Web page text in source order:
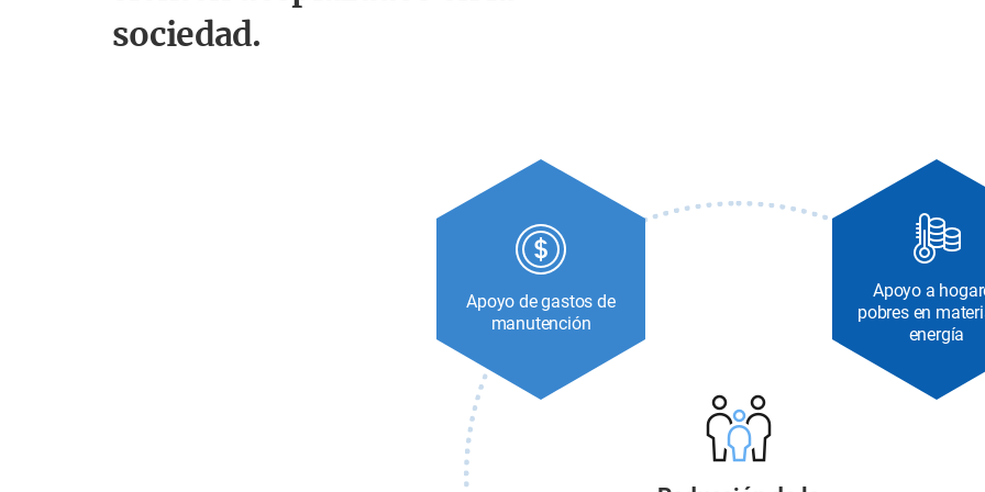
sociedad.
Apoyo de gastos de
manutención
Apoyo a
pobres en
energía